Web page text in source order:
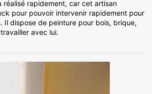
réalisé rapidement, car cet artisan
pour pouvoir intervenir rapidement pour
Il dispose de peinture pour bois, brique,
avec lui.